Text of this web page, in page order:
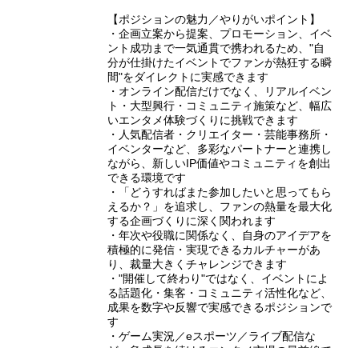
【ポジションの魅力／やりがいポイント】
・企画立案から提案、プロモーション、イベ
ント成功まで一気通貫で携われるため、"自
分が仕掛けたイベントでファンが熱狂する瞬
間"をダイレクトに実感できます
・オンライン配信だけでなく、リアルイベン
ト・大型興行・コミュニティ施策など、幅広
いエンタメ体験づくりに挑戦できます
・人気配信者・クリエイター・芸能事務所・
イベンターなど、多彩なパートナーと連携し
ながら、新しいIP価値やコミュニティを創出
できる環境です
・「どうすればまた参加したいと思ってもら
えるか？」を追求し、ファンの熱量を最大化
する企画づくりに深く関われます
・年次や役職に関係なく、自身のアイデアを
積極的に発信・実現できるカルチャーがあ
り、裁量大きくチャレンジできます
・"開催して終わり"ではなく、イベントによ
る話題化・集客・コミュニティ活性化など、
成果を数字や反響で実感できるポジションで
す
・ゲーム実況／eスポーツ／ライブ配信な